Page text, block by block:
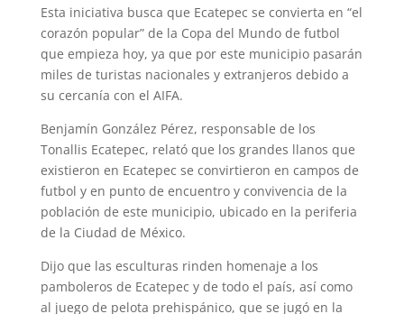
Esta iniciativa busca que Ecatepec se convierta en “el
corazón popular” de la Copa del Mundo de futbol
que empieza hoy, ya que por este municipio pasarán
miles de turistas nacionales y extranjeros debido a
su cercanía con el AIFA.
Benjamín González Pérez, responsable de los
Tonallis Ecatepec, relató que los grandes llanos que
existieron en Ecatepec se convirtieron en campos de
futbol y en punto de encuentro y convivencia de la
población de este municipio, ubicado en la periferia
de la Ciudad de México.
Dijo que las esculturas rinden homenaje a los
pamboleros de Ecatepec y de todo el país, así como
al juego de pelota prehispánico, que se jugó en la